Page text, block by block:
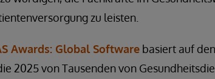
zu leisten.
Awards: Global Software basiert auf den
2025 von Tausenden von